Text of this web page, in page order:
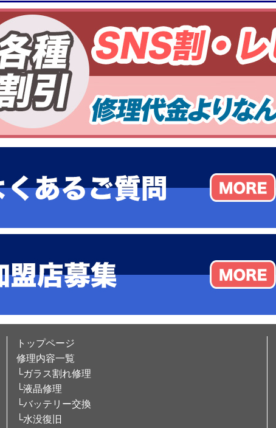
トップページ
修理内容一覧
└ガラス割れ修理
└液晶修理
└バッテリー交換
└水没復旧